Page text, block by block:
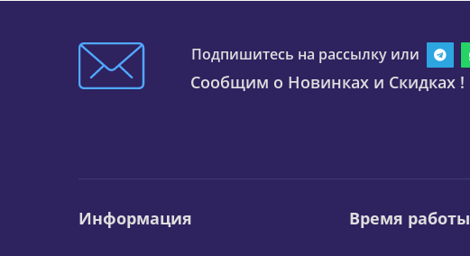
Подпишитесь на рассылку или
Сообщим о Новинках и Скидках !
Информация Время работы